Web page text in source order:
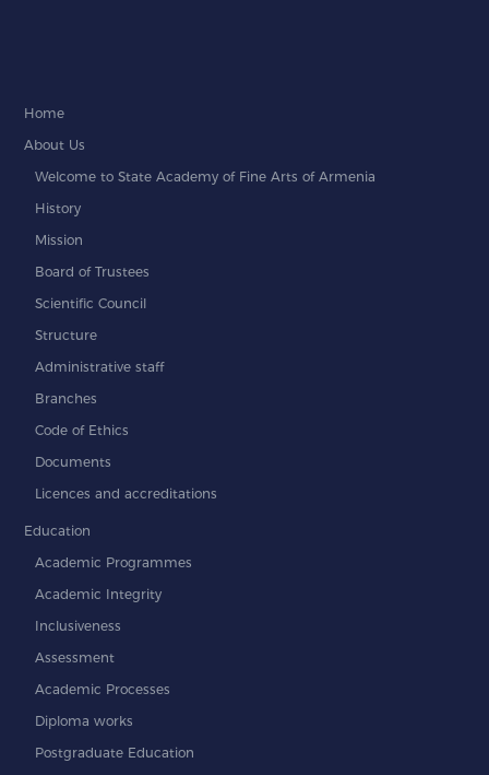
Home
About Us
Welcome to State Academy of Fine Arts of Armenia
History
Mission
Board of Trustees
Scientific Council
Structure
Administrative staff
Branches
Code of Ethics
Documents
Licences and accreditations
Education
Academic Programmes
Academic Integrity
Inclusiveness
Assessment
Academic Processes
Diploma works
Postgraduate Education